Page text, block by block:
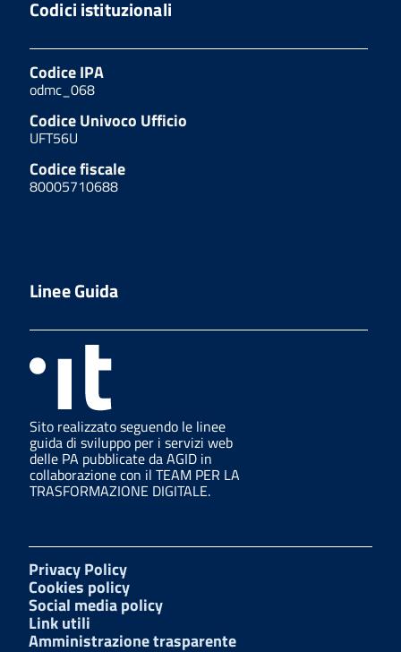
Codici istituzionali
Codice IPA
odmc_068
Codice Univoco Ufficio
UFT56U
Codice fiscale
80005710688
Linee Guida
Sito realizzato seguendo le linee
guida di sviluppo per i servizi web
delle PA pubblicate da AGID in
collaborazione con il TEAM PER LA
TRASFORMAZIONE DIGITALE.
Privacy Policy
Cookies policy
Social media policy
Link utili
Amministrazione trasparente